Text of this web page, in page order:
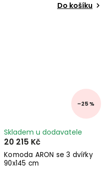
Do košíku
–25 %
Komoda ARON se 3 dvířky
90x145 cm
Skladem u dodavatele
20 215 Kč